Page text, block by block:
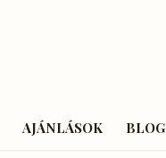
AJÁNLÁSOK BLOG